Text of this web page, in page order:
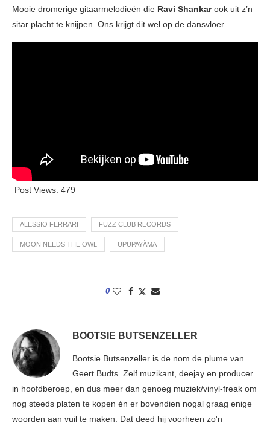
Mooie dromerige gitaarmelodieën die Ravi Shankarook uit z’n
sitar placht te knijpen. Ons krijgt dit wel op de dansvloer.
Post Views: 479
ALESSIO FERRARI FUZZ CLUB RECORDS
MOON NEEDS THE OWL UPUPAYÃMA
0
BOOTSIE BUTSENZELLER
Bootsie Butsenzeller is de nom de plume van
Geert Budts. Zelf muzikant, deejay en producer
in hoofdberoep, en dus meer dan genoeg muziek/vinyl-freak om
nog steeds platen te kopen én er bovendien nogal graag enige
woorden aan vuil te maken. Dat deed hij voorheen zo'n